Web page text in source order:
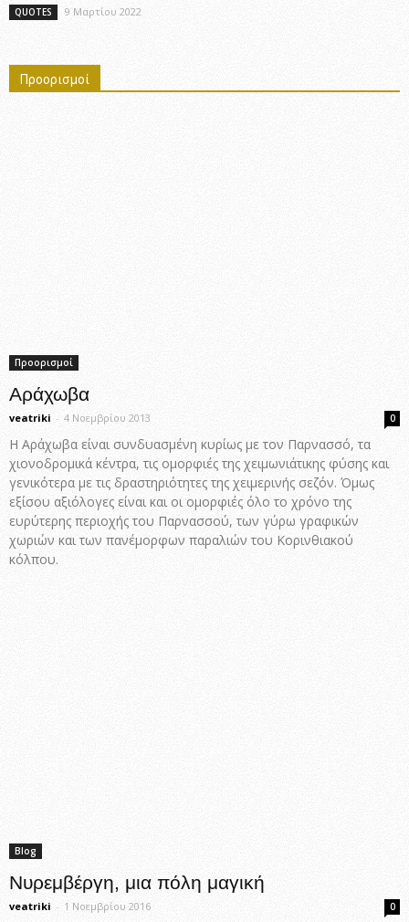
QUOTES 9 Μαρτίου 2022
Προορισμοί
Προορισμοί
Αράχωβα
veatriki - 4 Νοεμβρίου 2013 0
Η Αράχωβα είναι συνδυασμένη κυρίως με τον Παρνασσό, τα
χιονοδρομικά κέντρα, τις ομορφιές της χειμωνιάτικης φύσης και
γενικότερα με τις δραστηριότητες της χειμερινής σεζόν. Όμως
εξίσου αξιόλογες είναι και οι ομορφιές όλο το χρόνο της
ευρύτερης περιοχής του Παρνασσού, των γύρω γραφικών
χωριών και των πανέμορφων παραλιών του Κορινθιακού
κόλπου.
Blog
Νυρεμβέργη, μια πόλη μαγική
veatriki - 1 Νοεμβρίου 2016 0